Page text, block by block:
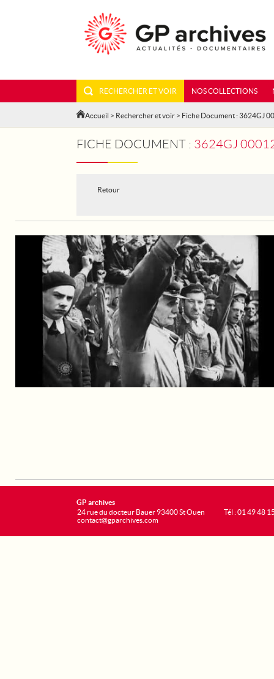
RECHERCHER ET VOIR NOS COLLECTIONS
Accueil > Rechercher et voir > Fiche Document : 3624GJ
FICHE DOCUMENT : 3624GJ 00012
Retour
GP archives
24 rue du docteur Bauer 93400 St Ouen
contact@gparchives.com
Tél : 01 49 48